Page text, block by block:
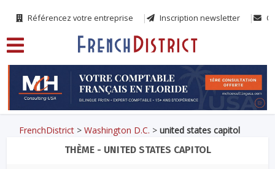
Référencez votre entreprise Inscription newsletter
FrenchDistrict >Washington D.C. >united states capitol
THÈME - UNITED STATES CAPITOL